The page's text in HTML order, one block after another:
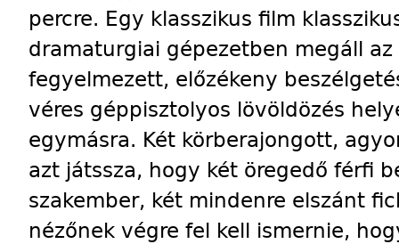
percre. Egy klasszikus film
dramaturgiai gépezetben megáll
fegyelmezett, előzékeny
véres géppisztolyos lövöldözés
egymásra. Két körberajongott,
azt játssza, hogy két öregedő férfi
szakember, két mindenre elszánt
nézőnek végre fel kell ismernie,